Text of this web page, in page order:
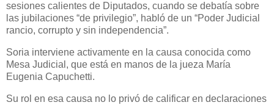
sesiones calientes de Diputados, cuando se debatía sobre
las jubilaciones “de privilegio”, habló de un “Poder Judicial
rancio, corrupto y sin independencia”.
Soria interviene activamente en la causa conocida como
Mesa Judicial, que está en manos de la jueza María
Eugenia Capuchetti.
Su rol en esa causa no lo privó de calificar en declaraciones